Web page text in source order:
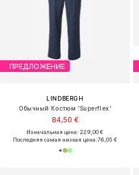
ПРЕДЛОЖЕНИЕ
LINDBERGH
Обычный Костюм 'Superflex'
84,50 €
Изначальная цена: 229,00 €
Последняя самая низкая цена:76,05 €